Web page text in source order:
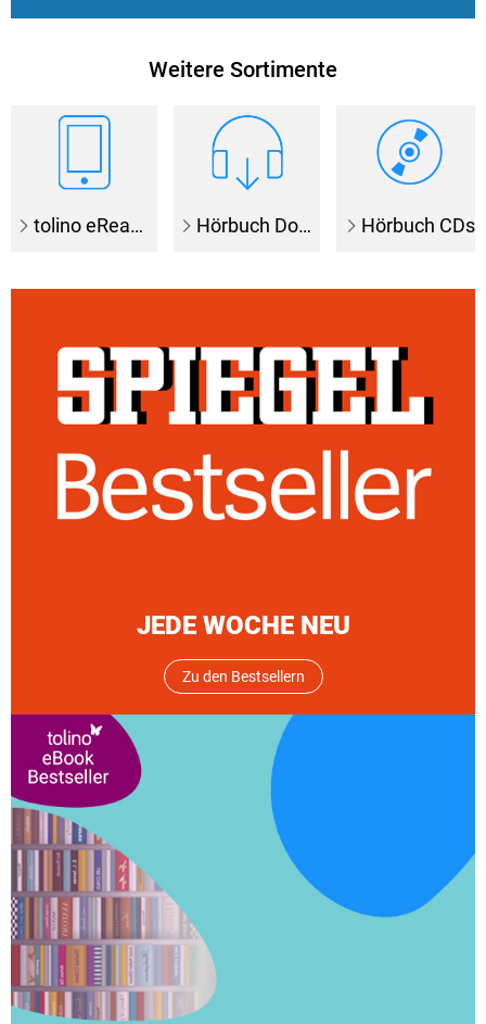
Weitere Sortimente
tolino eReader Hörbuch Downloads Hörbuch CDs
JEDE WOCHE NEU
Zu den Bestsellern